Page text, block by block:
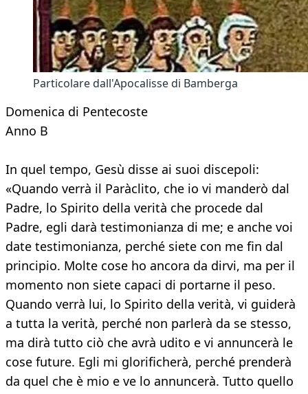
Particolare dall'Apocalisse di Bamberga
Domenica di Pentecoste
Anno B
In quel tempo, Gesù disse ai suoi discepoli:
«Quando verrà il Paràclito, che io vi manderò dal
Padre, lo Spirito della verità che procede dal
Padre, egli darà testimonianza di me; e anche voi
date testimonianza, perché siete con me fin dal
principio. Molte cose ho ancora da dirvi, ma per il
momento non siete capaci di portarne il peso.
Quando verrà lui, lo Spirito della verità, vi guiderà
a tutta la verità, perché non parlerà da se stesso,
ma dirà tutto ciò che avrà udito e vi annuncerà le
cose future. Egli mi glorificherà, perché prenderà
da quel che è mio e ve lo annuncerà. Tutto quello